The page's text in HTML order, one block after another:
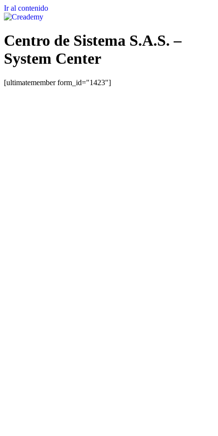
Ir al contenido
Centro de Sistema S.A.S. –
System Center
[ultimatemember form_id="1423"]